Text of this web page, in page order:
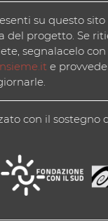
su questo
del progetto. Se
segnalacelo
e
con il sostegno